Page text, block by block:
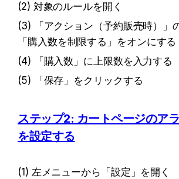
(2) 対象のルールを開く
(3) 「アクション（予約販売時）」
「購入数を制限する」をオンにする
(4) 「購入数」に上限数を入力する
(5) 「保存」をクリックする
ステップ2: カートページのア
を設定する
(1) 左メニューから「設定」を開く